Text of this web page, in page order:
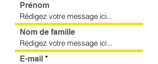
Prénom
Nom de famille
E-mail